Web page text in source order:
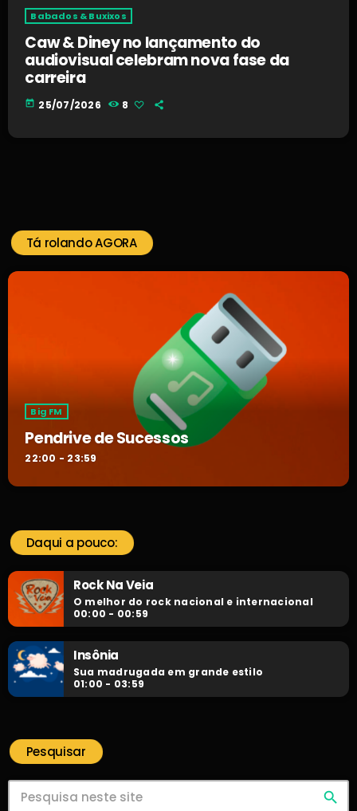
Babados & Buxixos
Caw & Diney no lançamento do
audiovisual celebram nova fase da
carreira
today 25/07/2026 8
Tá rolando AGORA
Big FM
Pendrive de Sucessos
22:00 - 23:59
Daqui a pouco:
Rock Na Veia
O melhor do rock nacional e internacional
00:00 - 00:59
Insônia
Sua madrugada em grande estilo
01:00 - 03:59
Pesquisar
search